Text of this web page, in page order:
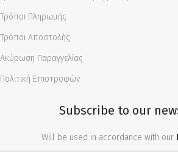
Τρόποι Πληρωμής
Τρόποι Αποστολής
Ακύρωση Παραγγελίας
Πολιτική Επιστροφών
Subscribe to our
Will be used in accordance with our